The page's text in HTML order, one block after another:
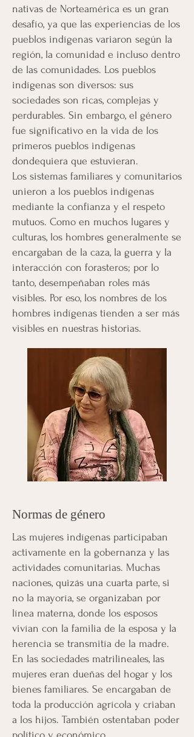
nativas de Norteamérica es un gran
desafío, ya que las experiencias de los
pueblos indígenas variaron según la
región, la comunidad e incluso dentro
de las comunidades. Los pueblos
indígenas son diversos: sus
sociedades son ricas, complejas y
perdurables. Sin embargo, el género
fue significativo en la vida de los
primeros pueblos indígenas
dondequiera que estuvieran.
Los sistemas familiares y comunitarios
unieron a los pueblos indígenas
mediante la confianza y el respeto
mutuos. Como en muchos lugares y
culturas, los hombres generalmente se
encargaban de la caza, la guerra y la
interacción con forasteros; por lo
tanto, desempeñaban roles más
visibles. Por eso, los nombres de los
hombres indígenas tienden a ser más
visibles en nuestras historias.
Normas de género
Las mujeres indígenas participaban
activamente en la gobernanza y las
actividades comunitarias. Muchas
naciones, quizás una cuarta parte, si
no la mayoría, se organizaban por
línea materna, donde los esposos
vivían con la familia de la esposa y la
herencia se transmitía de la madre.
En las sociedades matrilineales, las
mujeres eran dueñas del hogar y los
bienes familiares. Se encargaban de
toda la producción agrícola y criaban
a los hijos. También ostentaban poder
político y económico.